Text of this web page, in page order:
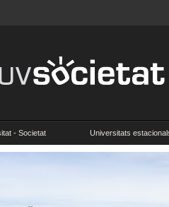
- Societat Universitats